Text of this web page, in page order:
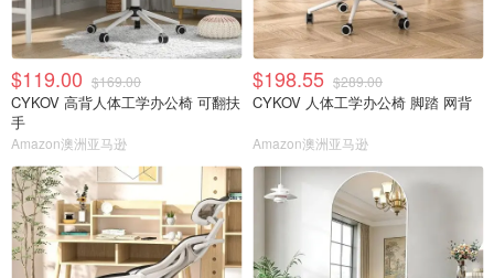
$119.00 $169.00
CYKOV 高背人体工学办公椅 可翻扶
手
Amazon澳洲亚马逊
$198.55 $289.00
CYKOV 人体工学办公椅 脚踏 网背
Amazon澳洲亚马逊